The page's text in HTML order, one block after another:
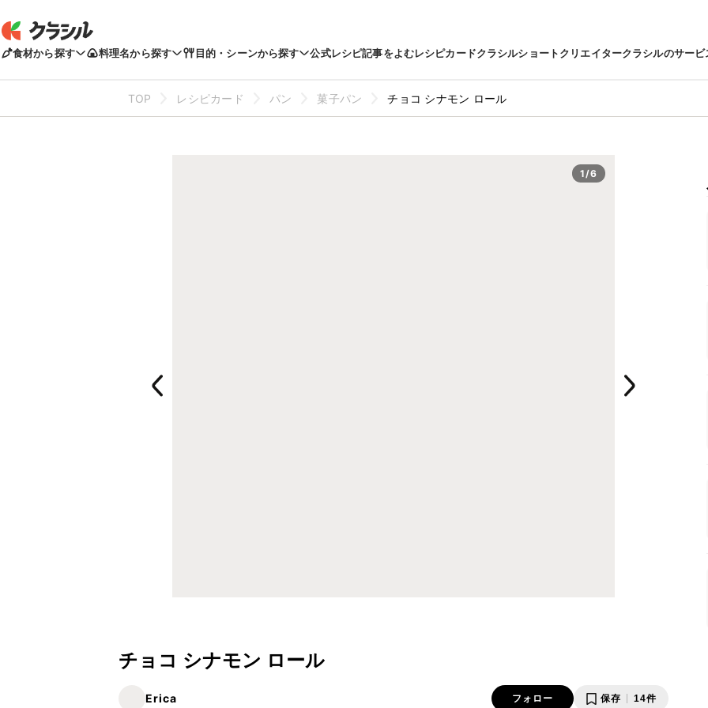
食材から探す 料理名から探す 目的・シーンから探す 公式レシピ記事をよむレシピカードクラシルショートクリエイタークラシルのサービ
TOP レシピカード パン 菓子パン チョコ シナモン ロール
1/6
チョコ シナモン ロール
Erica フォロー 保存 14件